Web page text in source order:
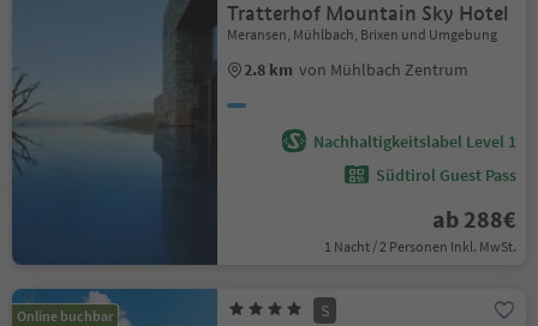
Tratterhof Mountain Sky Hotel
Meransen, Mühlbach, Brixen und Umgebung
2.8 km von Mühlbach Zentrum
Nachhaltigkeitslabel Level 1
Südtirol Guest Pass
ab 288€
1 Nacht / 2 Personen Inkl. MwSt.
Online buchbar S